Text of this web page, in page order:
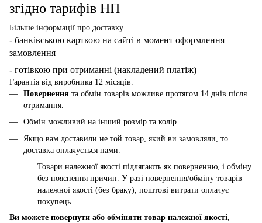
згідно тарифів НП
Більше інформації про доставку
- банківською карткою на сайті в момент оформлення
замовлення
- готівкою при отриманні (накладений платіж)
Гарантія від виробника 12 місяців.
Повернення та обмін товарів можливе протягом 14 днів після
отримання.
Обмін можливий на інший розмір та колір.
Якщо вам доставили не той товар, який ви замовляли, то
доставка оплачується нами.
Товари належної якості підлягають як поверненню, і обміну
без пояснення причин. У разі повернення/обміну товарів
належної якості (без браку), поштові витрати оплачує
покупець.
Ви можете повернути або обміняти товар належної якості,